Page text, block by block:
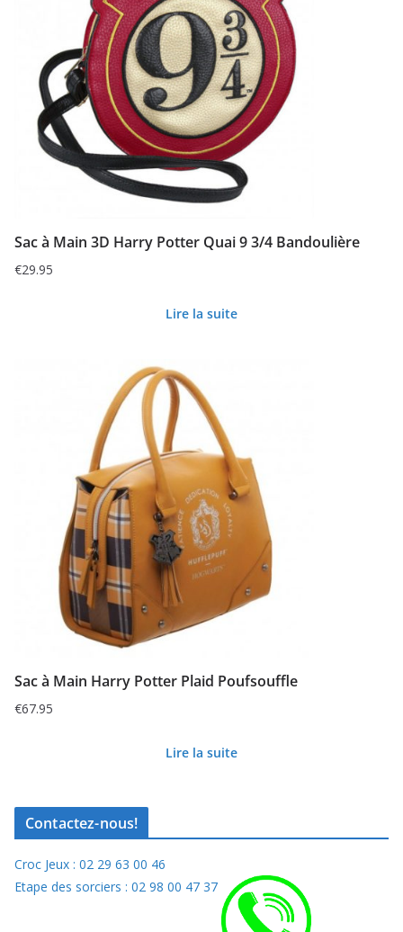
Sac à Main 3D Harry Potter Quai 9 3/4 Bandoulière
€29.95
Lire la suite
Sac à Main Harry Potter Plaid Poufsouffle
€67.95
Lire la suite
Contactez-nous!
Croc Jeux : 02 29 63 00 46
Etape des sorciers : 02 98 00 47 37